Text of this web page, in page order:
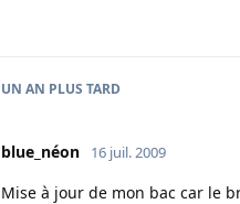
UN AN PLUS TARD
blue_néon 16 juil. 2009
Mise à jour de mon bac car le